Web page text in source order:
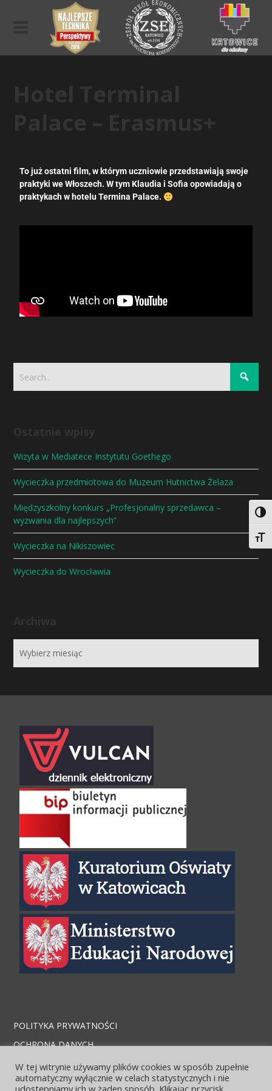
To już ostatni film, w którym uczniowie przedstawiają swoje
praktyki we Włoszech. W tym Klaudia i Sofia opowiadają o
praktykach w hotelu Termina Palace.
Wizyta w Mediatece Instytutu Goethego
Wycieczka przedmiotowa do Muzeum Hutnictwa Żelaza
Międzyszkolny konkurs „Profesjonalny sprzedawca –
wyzwania dla najlepszych”
Wycieczka na Nikiszowiec
Wycieczka do Wrocławia
POLITYKA PRYWATNOŚCI
OCHRONA DANYCH
STRONA ARCHIWALNA
KONTAKT I LOKALIZACJA
W tej witrynie używamy plików cookies w sposób zupełnie
automatyczny wyłącznie w celach statystycznych i nie
udostępniamy ich w żaden sposób. Klikając przycisk